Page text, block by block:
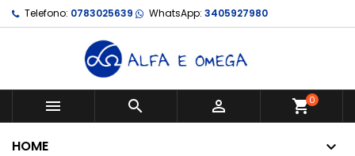
Telefono: 0783025639 WhatsApp: 3405927980
   shopping_cart0
HOME